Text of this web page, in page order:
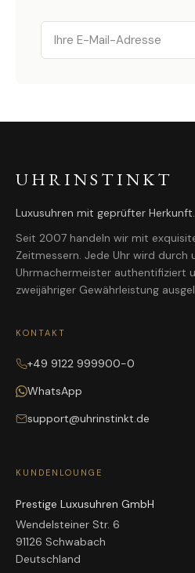
Email
UHRINSTINKT
Luxusuhren mit geprüfter Herkunft.
Seit 2007 handeln wir mit
Zeitmessern. Jede Uhr wird durch
Uhrmachermeister authentifiziert
zweijähriger Gewährleistung
KONTAKT
+49 9122 999900-0
WhatsApp
support@uhrinstinkt.de
KUNDENLOUNGE
Prestige Luxusuhren GmbH
Wendelsteiner Str. 6
91126 Schwabach
Deutschland